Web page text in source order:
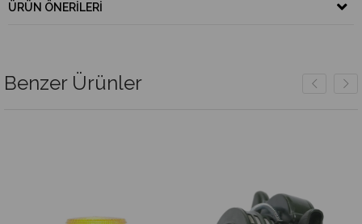
ÜRÜN ÖNERILERI
Benzer Ürünler